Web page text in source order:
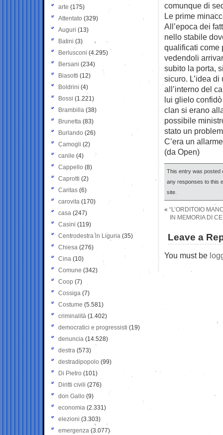
comunque di
Le prime
All’epoca dei
nello stabile
qualificati come
vedendoli
subito la porta,
sicuro. L’idea
all’interno del
lui glielo
clan si erano
possibile
stato un
C’era un
(da Open)
This entry was posted
any responses to this
site.
« “L’ORDITOIO
IN MEMORIA DI
Leave a
You must be
arte (175)
Attentato (329)
Auguri (13)
Batini (3)
Berlusconi (4.295)
Bersani (234)
Biasotti (12)
Boldrini (4)
Bossi (1.221)
Brambilla (38)
Brunetta (83)
Burlando (26)
Camogli (2)
canile (4)
Cappello (8)
Caprotti (2)
Caritas (6)
carovita (170)
casa (247)
Casini (119)
Centrodestra in Liguria (35)
Chiesa (276)
Cina (10)
Comune (342)
Coop (7)
Cossiga (7)
Costume (5.581)
criminalità (1.402)
democratici e progressisti (19)
denuncia (14.528)
destra (573)
destradipopolo (99)
Di Pietro (101)
Diritti civili (276)
don Gallo (9)
economia (2.331)
elezioni (3.303)
emergenza (3.077)